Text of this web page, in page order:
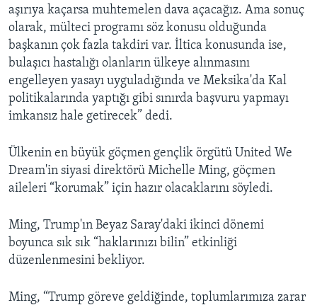
aşırıya kaçarsa muhtemelen dava açacağız. Ama sonuç
olarak, mülteci programı söz konusu olduğunda
başkanın çok fazla takdiri var. İltica konusunda ise,
bulaşıcı hastalığı olanların ülkeye alınmasını
engelleyen yasayı uyguladığında ve Meksika'da Kal
politikalarında yaptığı gibi sınırda başvuru yapmayı
imkansız hale getirecek” dedi.
Ülkenin en büyük göçmen gençlik örgütü United We
Dream'in siyasi direktörü Michelle Ming, göçmen
aileleri “korumak” için hazır olacaklarını söyledi.
Ming, Trump'ın Beyaz Saray'daki ikinci dönemi
boyunca sık sık “haklarınızı bilin” etkinliği
düzenlenmesini bekliyor.
Ming, “Trump göreve geldiğinde, toplumlarımıza zarar